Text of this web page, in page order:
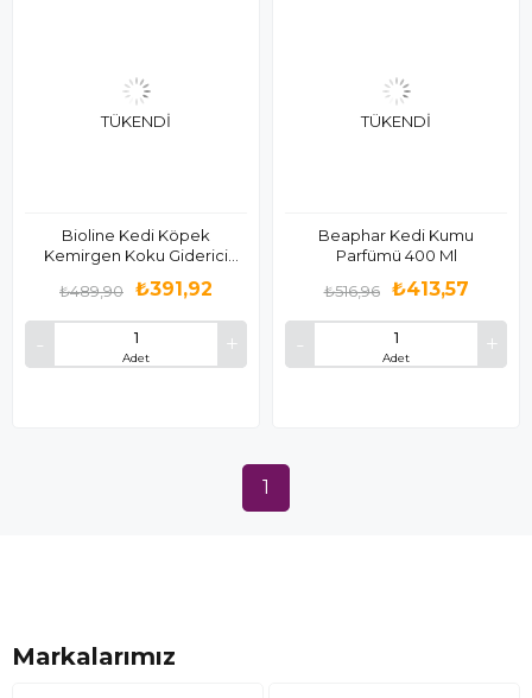
TÜKENDI
Bioline Kedi Köpek
Kemirgen Koku Giderici
Adet
₺391,92
₺489,90
TÜKENDI
Beaphar Kedi Kumu
Parfümü 400 Ml
Adet
₺413,57
₺516,96
1
Markalarımız